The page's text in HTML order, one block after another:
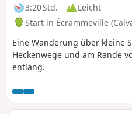
3:20 Std.
Leicht
Start in Écrammeville
Eine Wanderung über kleine
Heckenwege und am Rande
entlang.